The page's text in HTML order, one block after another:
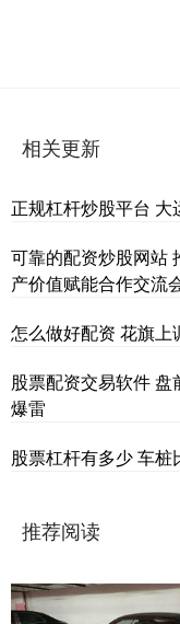
相关更新
正规杠杆炒股平台 大
可靠的配资炒股网站
产价值赋能合作交流
怎么做好配资 花旗上
股票配资交易软件
爆雷
股票杠杆有多少 车桩
推荐阅读